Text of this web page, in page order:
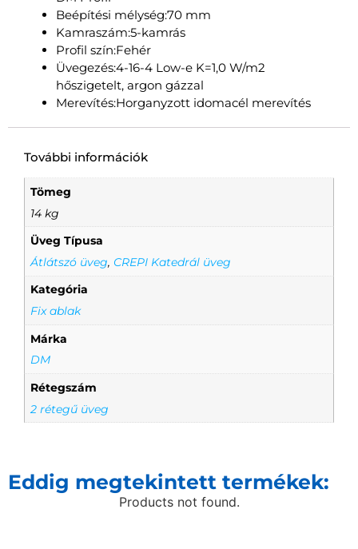
Beépítési mélység:70 mm
Kamraszám:5-kamrás
Profil szín:Fehér
Üvegezés:4-16-4 Low-e K=1,0 W/m2
hőszigetelt, argon gázzal
Merevítés:Horganyzott idomacél merevítés
További információk
Tömeg
14 kg
Üveg Típusa
Átlátszó üveg, CREPI Katedrál üveg
Kategória
Fix ablak
Márka
DM
Rétegszám
2 rétegű üveg
Eddig megtekintett termékek:
Products not found.